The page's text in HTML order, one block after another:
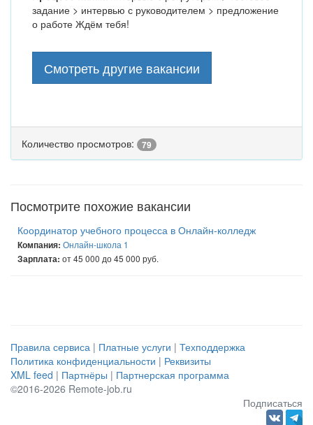
задание > интервью с руководителем > предложение
о работе Ждём тебя!
Смотреть другие вакансии
Количество просмотров: 79
Посмотрите похожие вакансии
Координатор учебного процесса в Онлайн-колледж
Компания: Онлайн-школа 1
Зарплата: от 45 000 до 45 000 руб.
Правила сервиса | Платные услуги | Техподдержка
Политика конфиденциальности | Реквизиты
XML feed | Партнёры | Партнерская программа
©2016-2026 Remote-job.ru
Подписаться